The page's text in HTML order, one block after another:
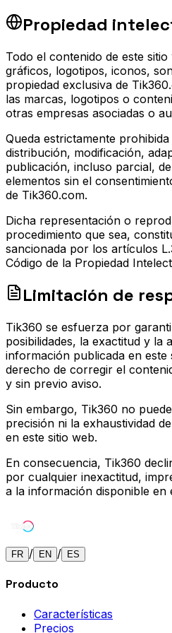
Propiedad
Todo el contenido de este
gráficos, logotipos, iconos,
propiedad exclusiva de
las marcas, logotipos o
otras empresas asociadas o
Queda estrictamente
distribución, modificación,
publicación, incluso parcial,
elementos sin el
de Tik360.com.
Dicha representación o
procedimiento que sea,
sancionada por los artículos
Código de la Propiedad
Limitación de
Tik360 se esfuerza por
posibilidades, la exactitud y la
información publicada en
derecho de corregir el
y sin previo aviso.
Sin embargo, Tik360 no
precisión ni la exhaustividad
en este sitio web.
En consecuencia, Tik360
por cualquier inexactitud,
a la información disponible en
FR / EN / ES
Producto
Características
Precios